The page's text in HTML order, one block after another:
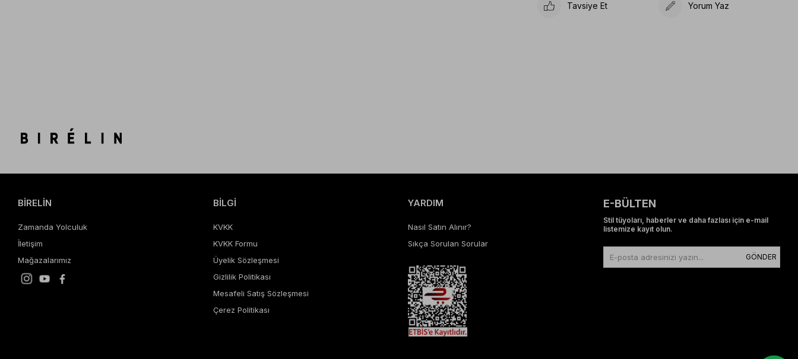
Tavsiye Et Yorum Yaz
BİRELİN
Zamanda Yolculuk
İletişim
Mağazalarımız
BİLGİ
KVKK
KVKK Formu
Üyelik Sözleşmesi
Gizlilik Politikası
Mesafeli Satış Sözleşmesi
Çerez Politikası
YARDIM
Nasıl Satın Alınır?
Sıkça Sorulan Sorular
E-BÜLTEN
Stil tüyoları, haberler ve daha fazlası için e-mail
listemize kayıt olun.
GÖNDER